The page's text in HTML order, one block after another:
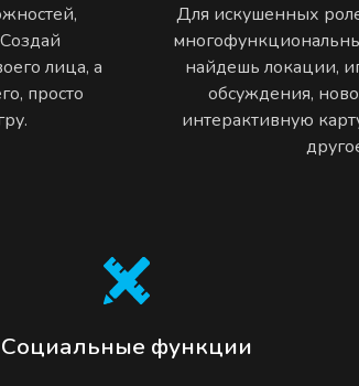
лица, а
просто
Для искушенных
найдешь локации,
обсуждения,
интерактивную
Социальные функции